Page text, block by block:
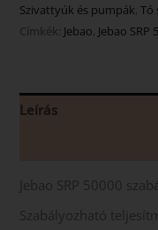
Szivattyúk és pumpák,Tó
Címkék: Jebao, Jebao SRP
Leírás
Jebao SRP 50000
Szabályozható